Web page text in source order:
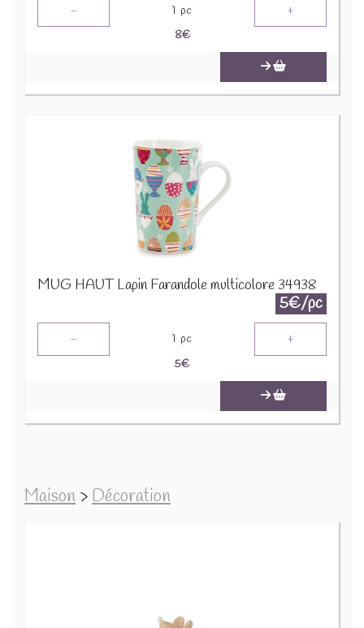
- 1 pc +
8€
MUG HAUT Lapin Farandole multicolore 34938
5€/pc
- 1 pc +
5€
Maison > Décoration